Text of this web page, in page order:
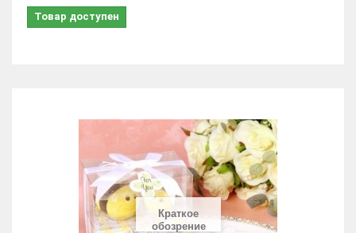
Товар доступен
Краткое
обозрение